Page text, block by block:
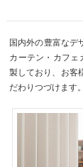
国内外の豊富なデ
カーテン・カフェ
製しており、お客
だわりつづけます。